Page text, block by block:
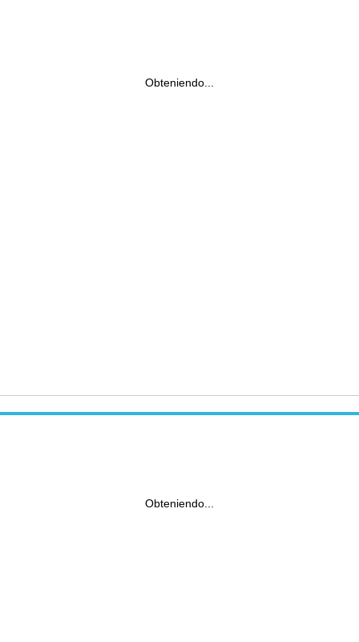
Obteniendo...
Obteniendo...